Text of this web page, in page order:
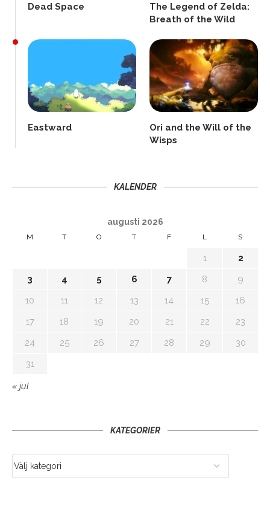
Dead Space
The Legend of Zelda:
Breath of the Wild
Eastward
Ori and the Will of the
Wisps
KALENDER
augusti 2026
M T O T F L S
1
2
3
4 5 6 7 8
9
10
11 12 13 14 15
16
17
18 19 20 21 22
23
24
25 26 27 28 29
30
31
« jul
KATEGORIER